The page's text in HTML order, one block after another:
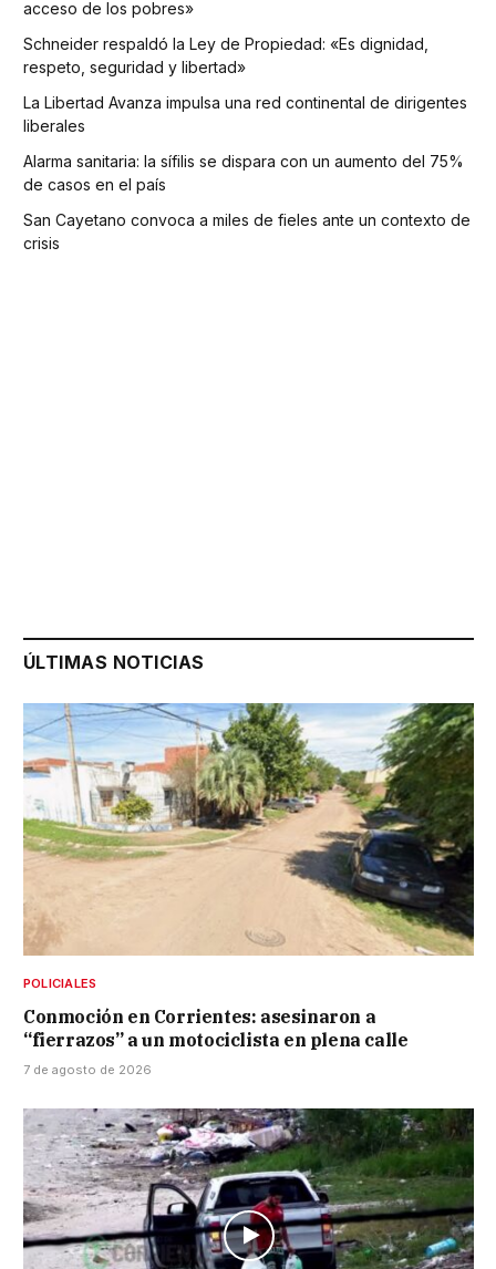
acceso de los pobres»
Schneider respaldó la Ley de Propiedad: «Es dignidad,
respeto, seguridad y libertad»
La Libertad Avanza impulsa una red continental de dirigentes
liberales
Alarma sanitaria: la sífilis se dispara con un aumento del 75%
de casos en el país
San Cayetano convoca a miles de fieles ante un contexto de
crisis
ÚLTIMAS NOTICIAS
POLICIALES
Conmoción en Corrientes: asesinaron a
“fierrazos” a un motociclista en plena calle
7 de agosto de 2026